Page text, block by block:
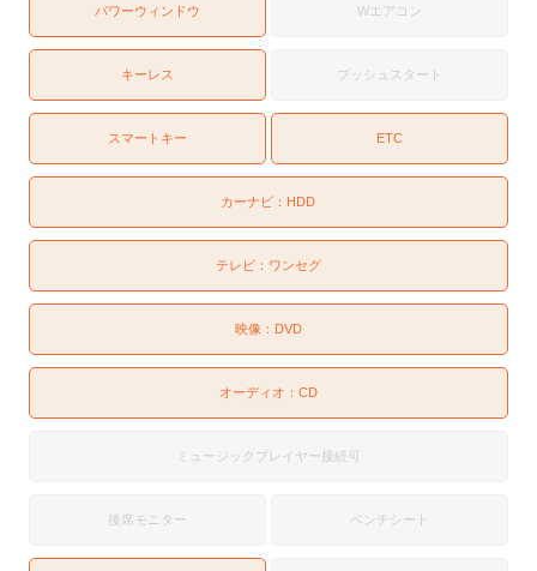
パワーウィンドウ Wエアコン
キーレス プッシュスタート
スマートキー ETC
カーナビ： HDD
テレビ： ワンセグ
映像： DVD
オーディオ： CD
ミュージックプレイヤー接続可
後席モニター ベンチシート